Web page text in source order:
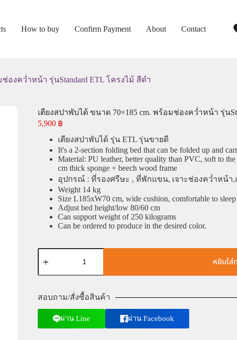
How to buy Confirm Payment About Contact
องคว่ำหน้า รุ่นStandard ETL โครงไม้ สีดำ
เตียงสปาพับได้ ขนาด 70×185 cm. พร้อมช่องคว่ำหน้า รุ่น
5,900 ฿
เตียงสปาพับได้ รุ่น ETL รุ่นขายดี
It's a 2-section folding bed that can be folded up and
Material: PU leather, better quality than PVC, soft to
cm thick sponge + beech wood frame
อุปกรณ์ : ที่รองศรีษะ , ที่พักแขน, เจาะช่องคว่ำหน้า,
Weight 14 kg
Size L185xW70 cm, wide cushion, comfortable to
Adjust bed height/low 80/60 cm
Can support weight of 250 kilograms
Can be ordered to produce in the desired color.
หยิบใส่
สอบถาม/สั่งซื้อสินค้า
ผ่าน Line ผ่าน Facebook